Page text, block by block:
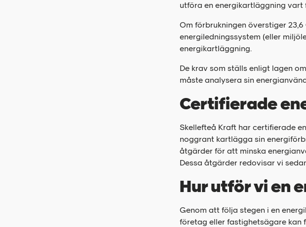
utföra en energikartläggning vart
Om förbrukningen överstiger
energiledningssystem (eller
energikartläggning.
De krav som ställs enligt lagen
måste analysera sin
Certifierade
Skellefteå Kraft har certifierade
noggrant kartlägga sin
åtgärder för att minska
Dessa åtgärder redovisar vi
Hur utför vi en
Genom att följa stegen i en
företag eller fastighetsägare kan